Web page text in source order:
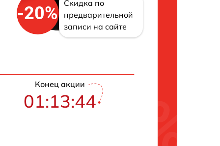
-20%
Скидка по
предварительной
записи на сайте
Конец акции
01:13:43